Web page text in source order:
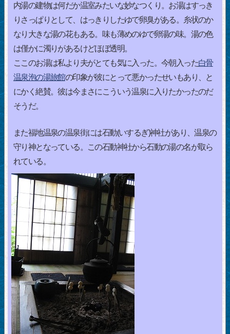
内湯の建物は何だか温室みたいな妙なつくり。お湯はすっき
りさっぱりとして、はっきりしたゆで卵臭がある。糸状のか
なり大きな湯の花もある。味も薄めのゆで卵湯の味。湯の色
は僅かに濁りがあるけどほぼ透明。
ここのお湯は私より夫がとても気に入った。今朝入った白骨
温泉泡の湯旅館の印象が彼にとって悪かったせいもあり、と
にかく絶賛。彼は今まさにこういう温泉に入りたかったのだ
そうだ。
また福地温泉の温泉街には石動(いするぎ)神社があり、温泉の
守り神となっている。この石動神社から石動の湯の名が取ら
れている。